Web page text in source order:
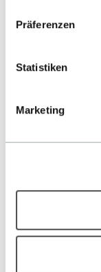
Präferenzen
Statistiken
Marketing
MEHR